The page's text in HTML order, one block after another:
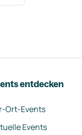
entdecken
Ort-Events
Events